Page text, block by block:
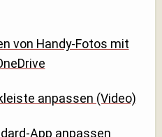
von Handy-Fotos mit
anpassen (Video)
App anpassen